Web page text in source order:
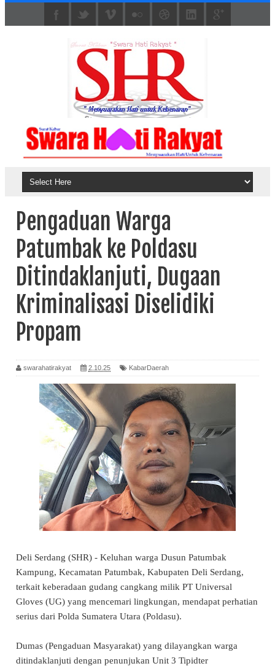
Pengaduan Warga
Patumbak ke Poldasu
Ditindaklanjuti, Dugaan
Kriminalisasi Diselidiki
Propam
swarahatirakyat 2.10.25 KabarDaerah
Deli Serdang (SHR) - Keluhan warga Dusun Patumbak
Kampung, Kecamatan Patumbak, Kabupaten Deli Serdang,
terkait keberadaan gudang cangkang milik PT Universal
Gloves (UG) yang mencemari lingkungan, mendapat perhatian
serius dari Polda Sumatera Utara (Poldasu).
Dumas (Pengaduan Masyarakat) yang dilayangkan warga
ditindaklanjuti dengan penunjukan Unit 3 Tipidter